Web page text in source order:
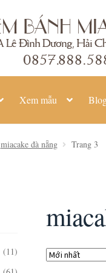
Xem mẫu
miacake đà nẵng Trang 3
(11)